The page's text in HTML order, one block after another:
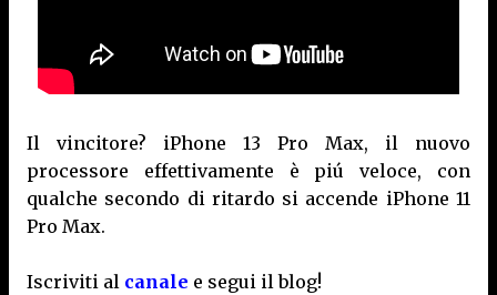
Il vincitore? iPhone 13 Pro Max, il nuovo
processore effettivamente è piú veloce, con
qualche secondo di ritardo si accende iPhone 11
Pro Max.
Iscriviti al canale e segui il blog!